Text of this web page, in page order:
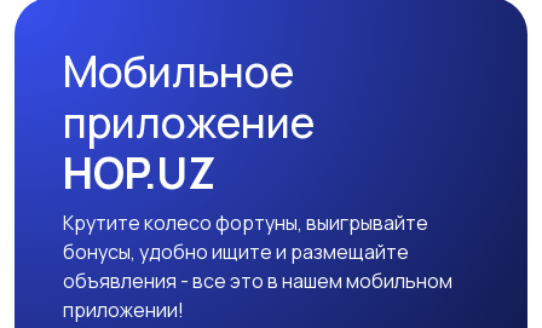
Мобильное
приложение
HOP.UZ
Крутите колесо фортуны, выигрывайте
бонусы, удобно ищите и размещайте
объявления - все это в нашем мобильном
приложении!